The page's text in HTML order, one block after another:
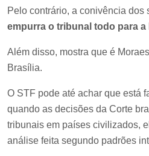
Pelo contrário, a conivência dos
empurra o tribunal todo para a
Além disso, mostra que é
Brasília.
O STF pode até achar que está
quando as decisões da Corte
tribunais em países civilizados,
análise feita segundo padrões